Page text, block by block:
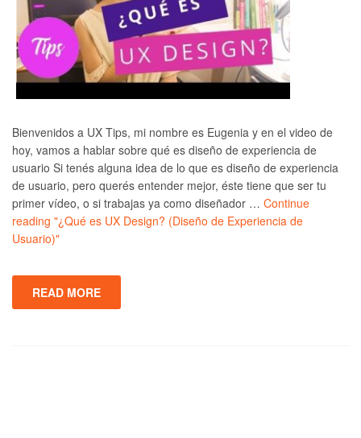
Bienvenidos a UX Tips, mi nombre es Eugenia y en el video de
hoy, vamos a hablar sobre qué es diseño de experiencia de
usuario Si tenés alguna idea de lo que es diseño de experiencia
de usuario, pero querés entender mejor, éste tiene que ser tu
primer vídeo, o si trabajas ya como diseñador … Continue
reading "¿Qué es UX Design? (Diseño de Experiencia de
Usuario)"
READ MORE